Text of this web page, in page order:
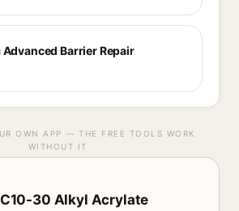
Barrier Repair
OWN APP — THE FREE TOOLS WORK
WITHOUT IT
30 Alkyl Acrylate